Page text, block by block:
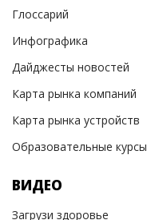
Глоссарий
Инфографика
Дайджесты новостей
Карта рынка компаний
Карта рынка устройств
Образовательные курсы
ВИДЕО
Загрузи здоровье